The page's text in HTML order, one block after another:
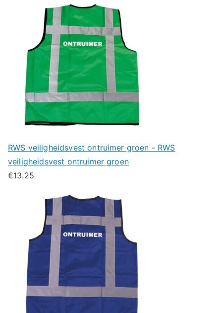
RWS veiligheidsvest ontruimer groen - RWS
veiligheidsvest ontruimer groen
€13.25